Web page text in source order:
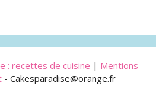
: recettes de cuisine | Mentions
- Cakesparadise@orange.fr